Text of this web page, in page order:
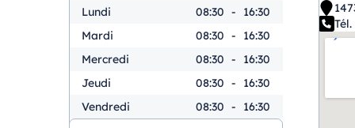
Lundi 08:30 -
16:30
Mardi
08:30 -
16:30
Mercredi
08:30 -
16:30
Jeudi
08:30 -
16:30
Vendredi
08:30 - 16:30
Tél.